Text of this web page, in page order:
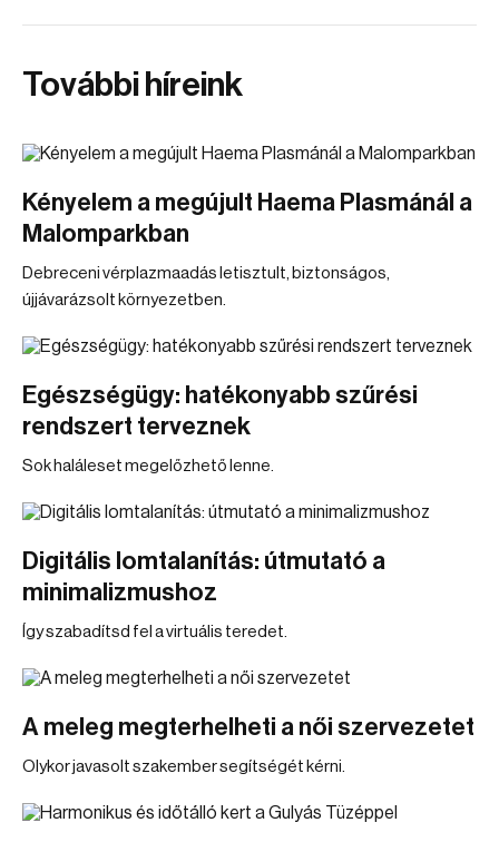
További híreink
Kényelem a megújult Haema Plasmánál a
Malomparkban
Debreceni vérplazmaadás letisztult, biztonságos,
újjávarázsolt környezetben.
Egészségügy: hatékonyabb szűrési
rendszert terveznek
Sok haláleset megelőzhető lenne.
Digitális lomtalanítás: útmutató a
minimalizmushoz
Így szabadítsd fel a virtuális teredet.
A meleg megterhelheti a női szervezetet
Olykor javasolt szakember segítségét kérni.